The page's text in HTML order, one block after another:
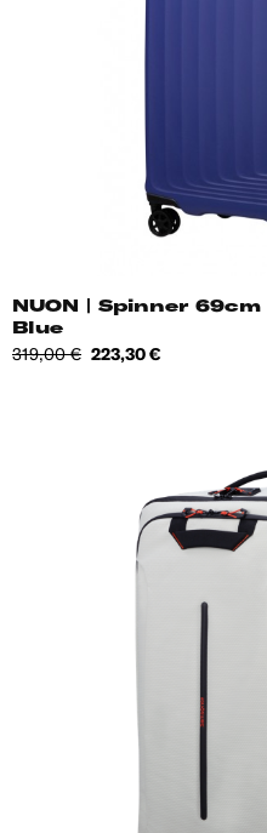
NUON | Spinner
Blue
Tavahind
319,00 € Hind
223,30 €